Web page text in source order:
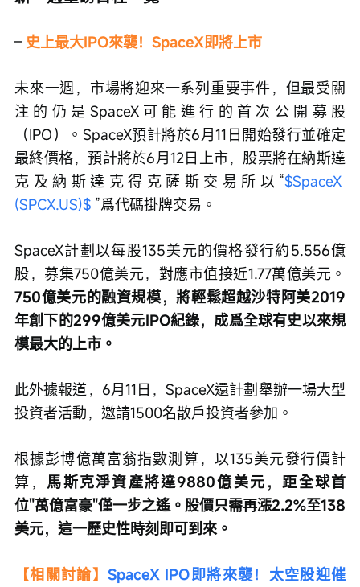
– 史上最大IPO來襲！SpaceX即將上市
未來一週，市場將迎來一系列重要事件，但最受關
注的仍是SpaceX可能進行的首次公開募股
（IPO）。SpaceX預計將於6月11日開始發行並確定
最終價格，預計將於6月12日上市，股票將在納斯達
克及納斯達克得克薩斯交易所以“$SpaceX
(SPCX.US)$ ”爲代碼掛牌交易。
SpaceX計劃以每股135美元的價格發行約5.556億
股，募集750億美元，對應市值接近1.77萬億美元。
750億美元的融資規模，將輕鬆超越沙特阿美2019
年創下的299億美元IPO紀錄，成爲全球有史以來規
模最大的上市。
此外據報道，6月11日，SpaceX還計劃舉辦一場大型
投資者活動，邀請1500名散戶投資者參加。
根據彭博億萬富翁指數測算，以135美元發行價計
算， 馬斯克淨資產將達9880億美元，距全球首
位"萬億富豪"僅一步之遙。股價只需再漲2.2%至138
美元，這一歷史性時刻即可到來。
【相關討論】SpaceX IPO即將來襲！太空股迎催